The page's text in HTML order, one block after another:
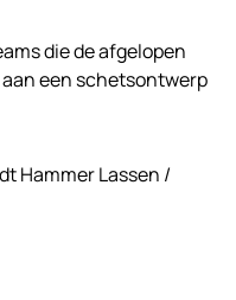
die de afgelopen
een schetsontwerp
Hammer Lassen /